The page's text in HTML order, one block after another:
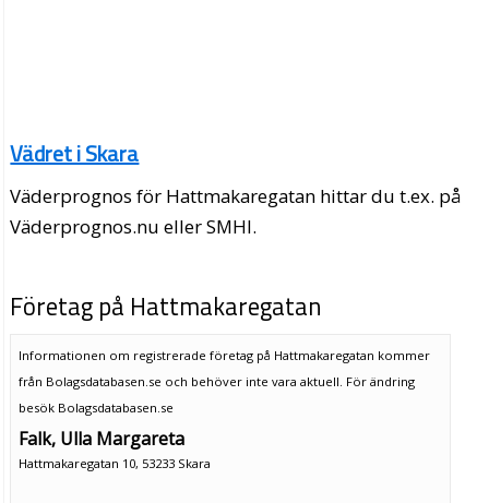
Vädret i Skara
Väderprognos för Hattmakaregatan hittar du t.ex. på
Väderprognos.nu eller SMHI.
Företag på Hattmakaregatan
Informationen om registrerade företag på Hattmakaregatan kommer
från Bolagsdatabasen.se och behöver inte vara aktuell. För ändring
besök Bolagsdatabasen.se
Falk, Ulla Margareta
Hattmakaregatan 10, 53233 Skara